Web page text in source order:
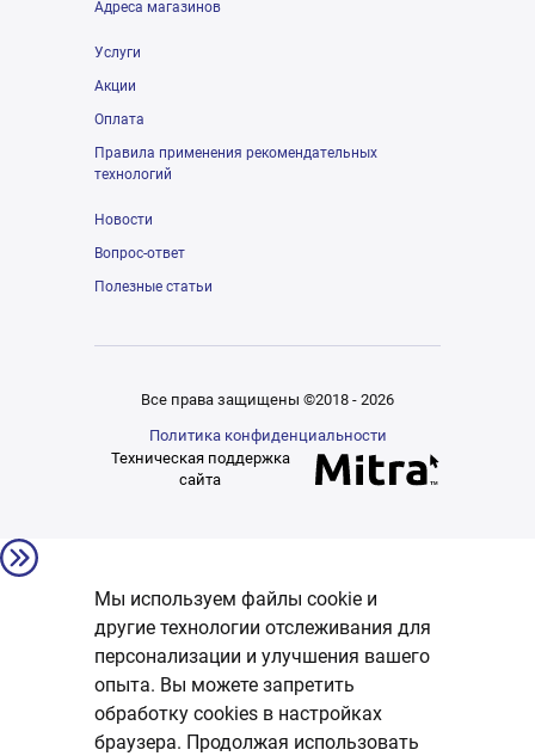
Адреса магазинов
Услуги
Акции
Оплата
Правила применения рекомендательных
технологий
Новости
Вопрос-ответ
Полезные статьи
Все права защищены ©2018 - 2026
Политика конфиденциальности
Техническая поддержка
сайта
Мы используем файлы cookie и
другие технологии отслеживания для
персонализации и улучшения вашего
опыта. Вы можете запретить
обработку сookies в настройках
браузера. Продолжая использовать